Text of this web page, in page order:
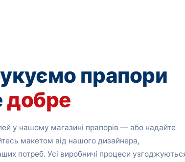
прапори
добре
у нашому магазині прапорів — або надайте
макетом від нашого дизайнера,
потреб. Усі виробничі процеси